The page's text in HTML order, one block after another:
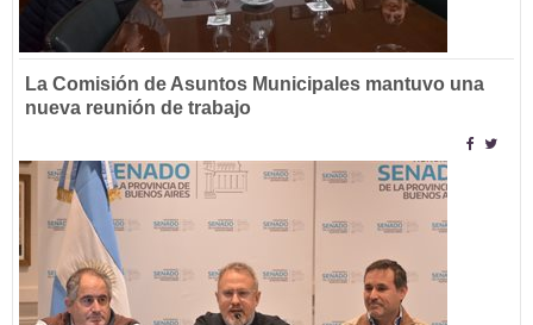
La Comisión de Asuntos Municipales mantuvo una
nueva reunión de trabajo